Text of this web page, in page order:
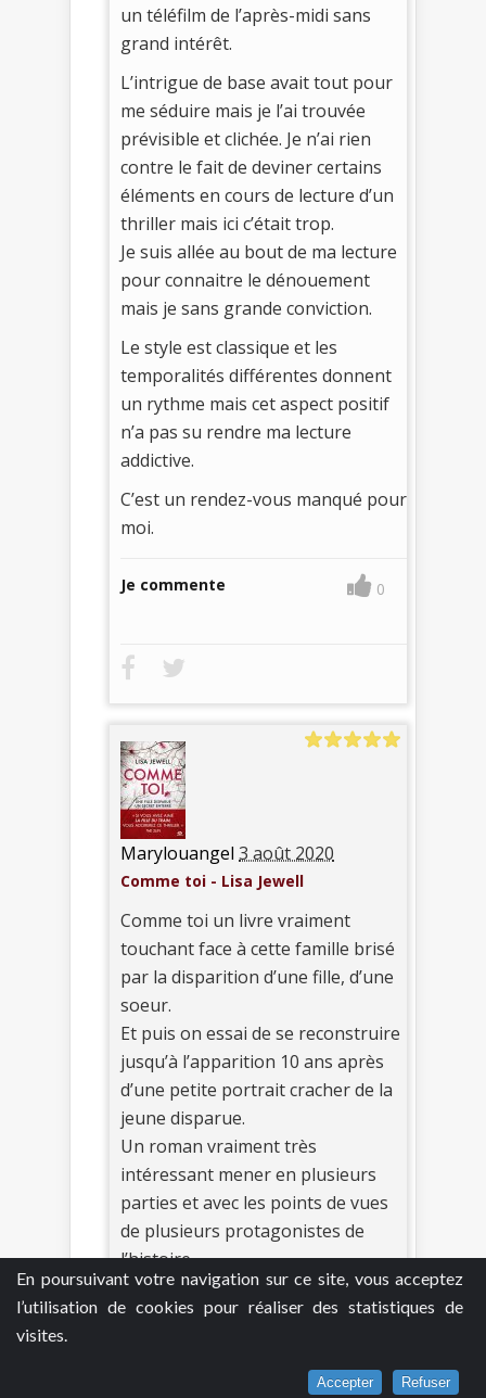
En poursuivant votre navigation sur ce site, vous acceptez
l’utilisation de cookies pour réaliser des statistiques de
visites.
Accepter Refuser
un téléfilm de l’après-midi sans
grand intérêt.
L’intrigue de base avait tout pour
me séduire mais je l’ai trouvée
prévisible et clichée. Je n’ai rien
contre le fait de deviner certains
éléments en cours de lecture d’un
thriller mais ici c’était trop.
Je suis allée au bout de ma lecture
pour connaitre le dénouement
mais je sans grande conviction.
Le style est classique et les
temporalités différentes donnent
un rythme mais cet aspect positif
n’a pas su rendre ma lecture
addictive.
C’est un rendez-vous manqué pour
moi.
Je commente 0
Marylouangel 3 août 2020
Comme toi - Lisa Jewell
Comme toi un livre vraiment
touchant face à cette famille brisé
par la disparition d’une fille, d’une
soeur.
Et puis on essai de se reconstruire
jusqu’à l’apparition 10 ans après
d’une petite portrait cracher de la
jeune disparue.
Un roman vraiment très
intéressant mener en plusieurs
parties et avec les points de vues
de plusieurs protagonistes de
l’histoire.
Une intrigue vraiment prenante
qui nous emmène sur une piste
Je vous conseille vraiment ce